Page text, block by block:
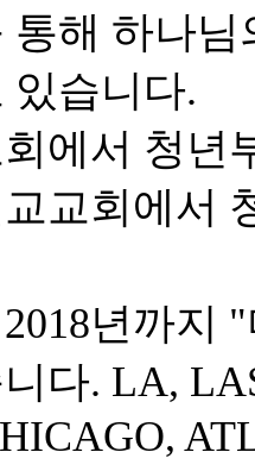
통해 하나
있습니다.
에서 청년
교회에서
년까지
다. LA,